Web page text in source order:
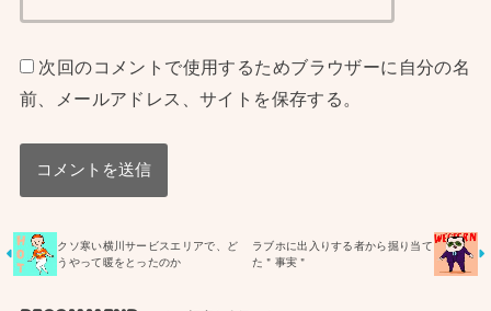
次回のコメントで使用するためブラウザーに自分の名
前、メールアドレス、サイトを保存する。
クソ寒い横川サービスエリアで、ど
うやって暖をとったのか
ラブホに出入りする者から掘り当て
た＂事実＂